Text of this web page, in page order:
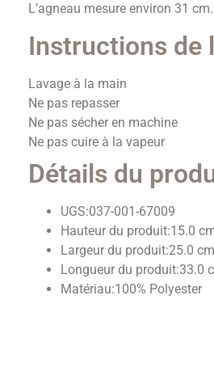
L’agneau mesure environ 31 cm.
Instructions de
Lavage à la main
Ne pas repasser
Ne pas sécher en machine
Ne pas cuire à la vapeur
Détails du
UGS:037-001-67009
Hauteur du produit:15.0
Largeur du produit:25.0 cm
Longueur du produit:33.0
Matériau:100% Polyester